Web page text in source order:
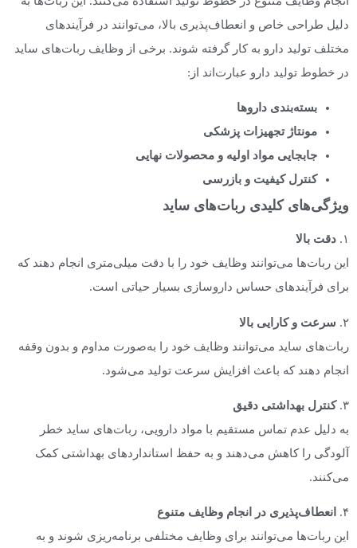
دلیل طراحی خاص و انعطاف‌پذیری بالا، می‌توانند در فرآیندهای
مختلف تولید دارو به کار گرفته شوند. برخی از وظایف ربات‌های ساید
در خطوط تولید دارو عبارت‌اند از:
بسته‌بندی داروها
مونتاژ تجهیزات پزشکی
جابجایی مواد اولیه و محصولات نهایی
کنترل کیفیت و بازرسی
ویژگی‌های کلیدی ربات‌های ساید
۱.
دقت بالا
این ربات‌ها می‌توانند وظایف خود را با دقت میلی‌متری انجام دهند که
برای فرآیندهای حساس داروسازی بسیار حیاتی است.
۲. سرعت و کارایی بالا
ربات‌های ساید می‌توانند وظایف خود را به‌صورت مداوم و بدون وقفه
انجام دهند که باعث افزایش سرعت تولید می‌شود.
۳. کنترل بهداشتی دقیق
به دلیل عدم تماس مستقیم با مواد دارویی، ربات‌های ساید خطر
آلودگی را کاهش می‌دهند و به حفظ استانداردهای بهداشتی کمک
می‌کنند.
۴.
انعطاف‌پذیری در انجام وظایف متنوع
این ربات‌ها می‌توانند برای وظایف مختلفی برنامه‌ریزی شوند و به